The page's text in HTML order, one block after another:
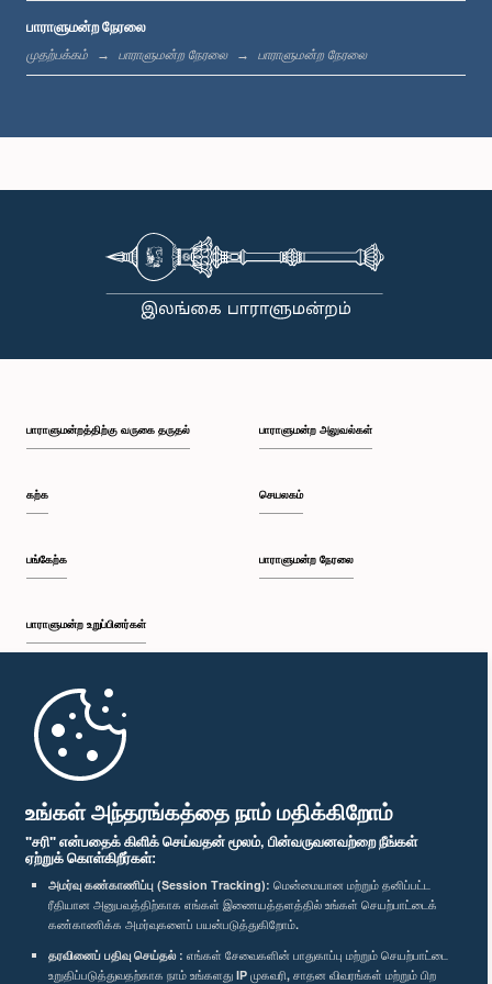
உங்கள் அந்தரங்கத்தை நாம் மதிக்கிறோம்
"சரி" என்பதைக் கிளிக் செய்வதன் மூலம், பின்வருவனவற்றை நீங்கள்
ஏற்றுக் கொள்கிறீர்கள்:
அமர்வு கண்காணிப்பு (Session Tracking): மென்மையான மற்றும் தனிப்பட்ட
ரீதியான அனுபவத்திற்காக எங்கள் இணையத்தளத்தில் உங்கள் செயற்பாட்டைக்
கண்காணிக்க அமர்வுகளைப் பயன்படுத்துகிறோம்.
தரவினைப் பதிவு செய்தல் : எங்கள் சேவைகளின் பாதுகாப்பு மற்றும் செயற்பாட்டை
உறுதிப்படுத்துவதற்காக நாம் உங்களது IP முகவரி, சாதன விவரங்கள் மற்றும் பிற
பி.ப. 12:24 - பி.ப. 12:34
பி.ப. 1:07 - பி.ப. 1:18
பி.ப. 1:18 - பி.ப. 1:25
பி.ப. 1:34 - பி.ப. 1:44
பி.ப. 1:56 - பி.ப. 2:04
பி.ப. 2:04 - பி.ப. 2:14
பி.ப. 2:14 - பி.ப. 2:22
பாராளுமன்ற நேரலை
முதற்பக்கம் பாராளுமன்ற நேரலை பாராளுமன்ற நேரலை
பாராளுமன்றத்திற்கு வருகை தருதல்
கற்க
பங்கேற்க
பாராளுமன்ற உறுப்பினர்கள்
முதற்பக்கம்
பாராளுமன்ற அலுவல்கள்
செயலகம்
பாராளுமன்ற நேரலை
பாராளுமன்ற கையடக்க செயலி
எம்மை பின்தொடர்க :
விருதுகள்